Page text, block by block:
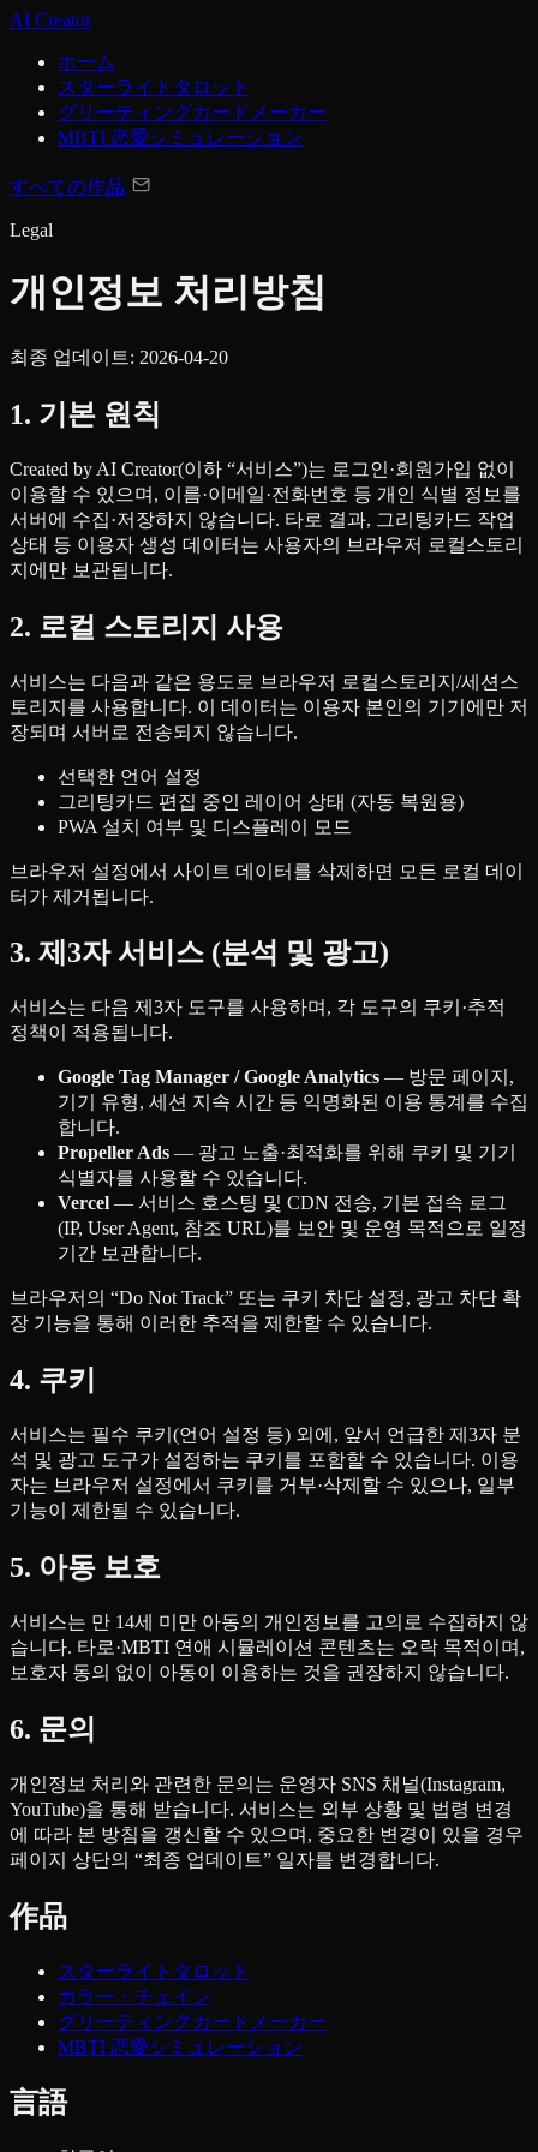
AI Creator
ホーム
スターライトタロット
グリーティングカードメーカー
MBTI 恋愛シミュレーション
すべての作品
Legal
개인정보 처리방침
최종 업데이트: 2026-04-20
1. 기본 원칙
Created by AI Creator(이하 “서비스”)는 로그인·회원가입 없이
이용할 수 있으며, 이름·이메일·전화번호 등 개인 식별 정보를
서버에 수집·저장하지 않습니다. 타로 결과, 그리팅카드 작업
상태 등 이용자 생성 데이터는 사용자의 브라우저 로컬스토리
지에만 보관됩니다.
2. 로컬 스토리지 사용
서비스는 다음과 같은 용도로 브라우저 로컬스토리지/세션스
토리지를 사용합니다. 이 데이터는 이용자 본인의 기기에만 저
장되며 서버로 전송되지 않습니다.
선택한 언어 설정
그리팅카드 편집 중인 레이어 상태 (자동 복원용)
PWA 설치 여부 및 디스플레이 모드
브라우저 설정에서 사이트 데이터를 삭제하면 모든 로컬 데이
터가 제거됩니다.
3. 제3자 서비스 (분석 및 광고)
서비스는 다음 제3자 도구를 사용하며, 각 도구의 쿠키·추적
정책이 적용됩니다.
Google Tag Manager / Google Analytics — 방문 페이지,
기기 유형, 세션 지속 시간 등 익명화된 이용 통계를 수집
합니다.
Propeller Ads — 광고 노출·최적화를 위해 쿠키 및 기기
식별자를 사용할 수 있습니다.
Vercel — 서비스 호스팅 및 CDN 전송, 기본 접속 로그
(IP, User Agent, 참조 URL)를 보안 및 운영 목적으로 일정
기간 보관합니다.
브라우저의 “Do Not Track” 또는 쿠키 차단 설정, 광고 차단 확
장 기능을 통해 이러한 추적을 제한할 수 있습니다.
4. 쿠키
서비스는 필수 쿠키(언어 설정 등) 외에, 앞서 언급한 제3자 분
석 및 광고 도구가 설정하는 쿠키를 포함할 수 있습니다. 이용
자는 브라우저 설정에서 쿠키를 거부·삭제할 수 있으나, 일부
기능이 제한될 수 있습니다.
5. 아동 보호
서비스는 만 14세 미만 아동의 개인정보를 고의로 수집하지 않
습니다. 타로·MBTI 연애 시뮬레이션 콘텐츠는 오락 목적이며,
보호자 동의 없이 아동이 이용하는 것을 권장하지 않습니다.
6. 문의
개인정보 처리와 관련한 문의는 운영자 SNS 채널(Instagram,
YouTube)을 통해 받습니다. 서비스는 외부 상황 및 법령 변경
에 따라 본 방침을 갱신할 수 있으며, 중요한 변경이 있을 경우
페이지 상단의 “최종 업데이트” 일자를 변경합니다.
作品
スターライトタロット
カラー・チェイン
グリーティングカードメーカー
MBTI 恋愛シミュレーション
言語